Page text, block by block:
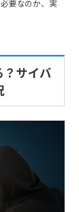
要なのか、実
？サイバ